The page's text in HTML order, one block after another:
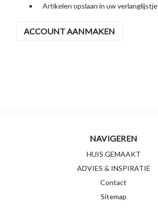
Artikelen opslaan in uw verlanglijstje
ACCOUNT AANMAKEN
NAVIGEREN
HUIS GEMAAKT
ADVIES & INSPIRATIE
Contact
Sitemap